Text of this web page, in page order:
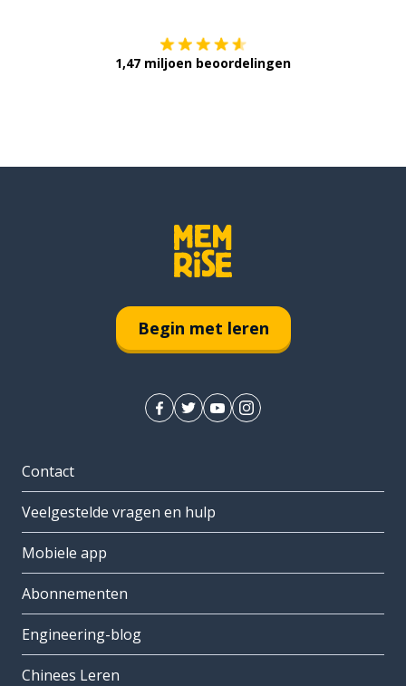
1,47 miljoen beoordelingen
Begin met leren
Contact
Veelgestelde vragen en hulp
Mobiele app
Abonnementen
Engineering-blog
Chinees Leren